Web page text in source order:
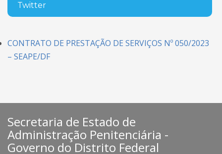
Twitter
CONTRATO DE PRESTAÇÃO DE SERVIÇOS Nº 050/2023
– SEAPE/DF
Secretaria de Estado de
Administração Penitenciária -
Governo do Distrito Federal